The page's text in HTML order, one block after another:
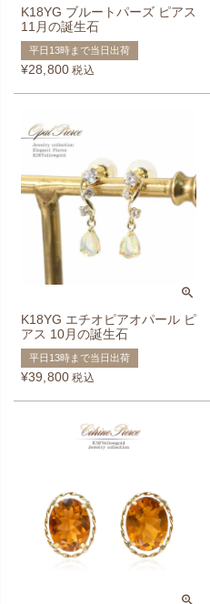
K18YG ブルートパーズ ピアス
11月の誕生石
平日13時まで当日出荷
¥28,800 税込
K18YG エチオピアオパール ピ
アス 10月の誕生石
平日13時まで当日出荷
¥39,800 税込